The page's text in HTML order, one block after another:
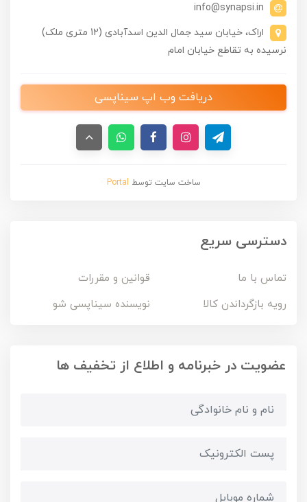
info@synapsi.in
اراک، خیابان سید جمال الدین اسدآبادی (12 متری ملک)
نرسیده به تقاطع خیابان امام
دریافت وب اپ سیناپسی
ساخت سایت توسط Portal
دسترسی سریع
تماس با ما
قوانین و مقررات
رویه بازگرداندن کالا
نویسنده سیناپسی شو
عضویت در خبرنامه و اطلاع از تخفیف ها